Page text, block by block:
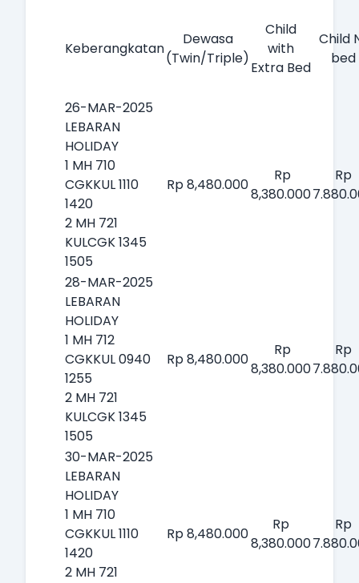
Keberangkatan
Dewasa
(Twin/Triple)
Child
with
Extra Bed
Child
bed
26-MAR-2025
LEBARAN
HOLIDAY
1 MH 710
CGKKUL 1110
1420
2 MH 721
KULCGK 1345
1505
Rp 8,480.000
Rp
8,380.000
Rp
28-MAR-2025
LEBARAN
HOLIDAY
1 MH 712
CGKKUL 0940
1255
2 MH 721
KULCGK 1345
1505
Rp 8,480.000
Rp
8,380.000
Rp
30-MAR-2025
LEBARAN
HOLIDAY
1 MH 710
CGKKUL 1110
1420
2 MH 721
Rp 8,480.000
Rp
8,380.000
Rp